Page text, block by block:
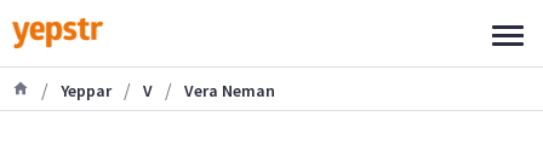
/ Yeppar / V / Vera Neman